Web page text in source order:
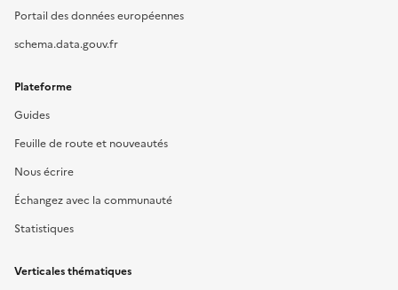
Portail des données européennes
schema.data.gouv.fr
Plateforme
Guides
Feuille de route et nouveautés
Nous écrire
Échangez avec la communauté
Statistiques
Verticales thématiques